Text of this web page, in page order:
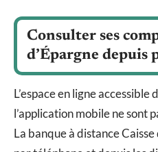
Consulter ses
d’Épargne depuis
L’espace en ligne
l’application mobile ne sont
La banque à distance